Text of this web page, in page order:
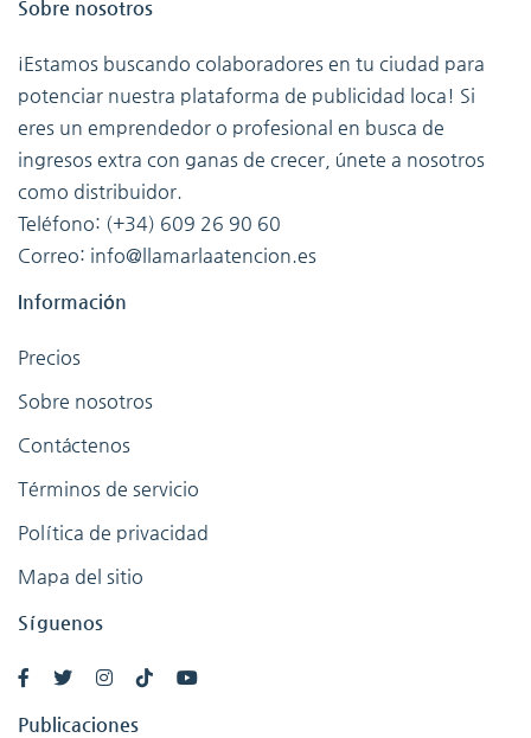
Sobre nosotros
¡Estamos buscando colaboradores en tu ciudad para
potenciar nuestra plataforma de publicidad loca! Si
eres un emprendedor o profesional en busca de
ingresos extra con ganas de crecer, únete a nosotros
como distribuidor.
Teléfono: (+34) 609 26 90 60
Correo: info@llamarlaatencion.es
Información
Precios
Sobre nosotros
Contáctenos
Términos de servicio
Política de privacidad
Mapa del sitio
Síguenos
Publicaciones